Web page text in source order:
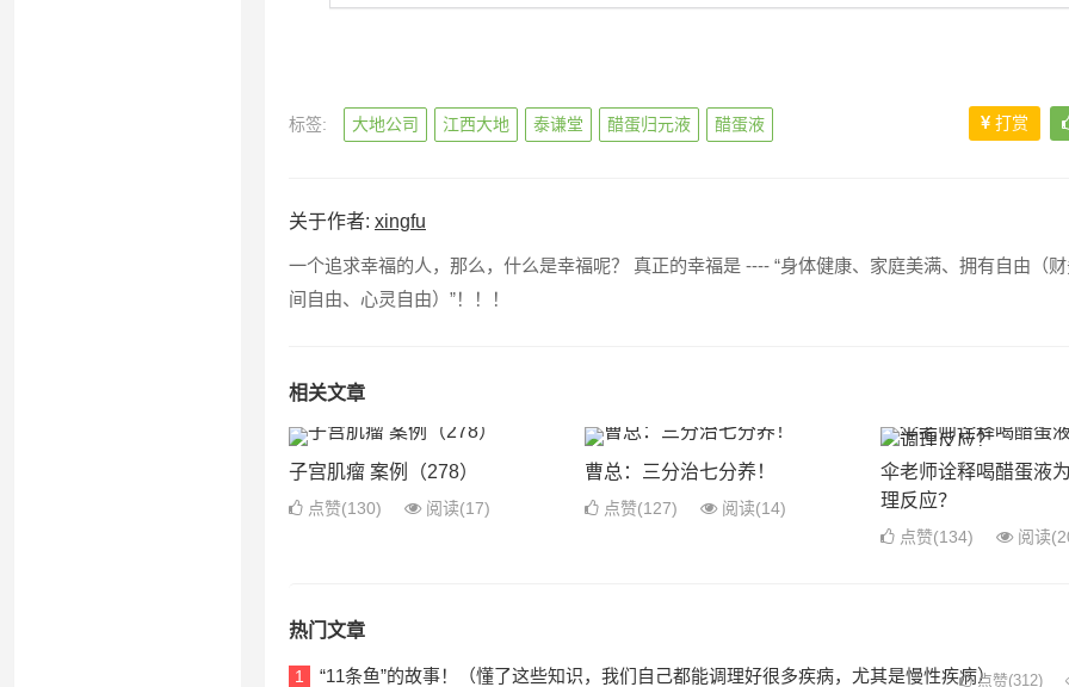
标签: 大地公司 江西大地 泰谦堂 醋蛋归元液 醋蛋液 打赏
关于作者: xingfu
一个追求幸福的人，那么，什么是幸福呢？ 真正的幸福是 ---- “身体健康、家庭美满、拥有自由（
间自由、心灵自由）”！！！
相关文章
子宫肌瘤 案例（278）
点赞(130) 阅读(17)
曹总：三分治七分养！
点赞(127) 阅读(14)
伞老师诠释喝醋蛋液
理反应？
点赞(134) 阅读
热门文章
1 “11条鱼”的故事！（懂了这些知识，我们自己都能调理好很多疾病，尤其是慢性疾病）点赞(312)